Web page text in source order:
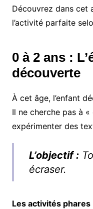
Découvrez dans cet
l’activité parfaite
0 à 2 ans :
découverte
À cet âge, l’enfant
Il ne cherche pas à
expérimenter des
L’objectif :
écraser.
Les activités phares